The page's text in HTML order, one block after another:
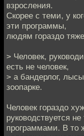
взросления.
Скорее с теми, у
эти программы,
людям гораздо
> Человек,
есть не человек,
> а бандерлог,
зоопарке.
Человек гораздо
руководствуется
программами. В то